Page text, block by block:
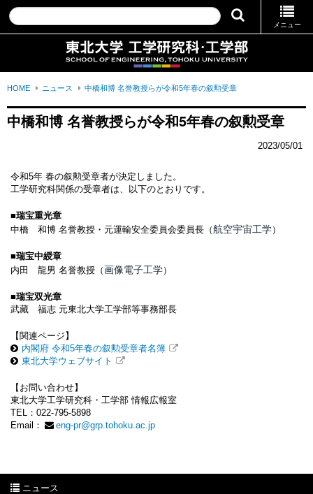
メニュー
HOME ニュース 中橋和博 名誉教授らが令和5年春の叙勲受章
中橋和博 名誉教授らが令和5年春の叙勲受章
2023/05/01
令和5年 春の叙勲受章者が決定しました。
工学研究科関係の受章者は、以下のとおりです。
■瑞宝重光章
中橋 和博 名誉教授・元運輸安全委員会委員長（航空宇宙工学）
■瑞宝中綬章
内田 龍男 名誉教授（画像電子工学）
■瑞宝双光章
武藏 福志 元東北大学工学部等事務部長
【関連ページ】
内閣府 令和5年春の叙勲受章者名簿
東北大学ウェブサイト
【お問い合わせ】
東北大学工学研究科・工学部 情報広報室
TEL：022-795-5898
Email：
eng-pr@grp.tohoku.ac.jp
ニュース